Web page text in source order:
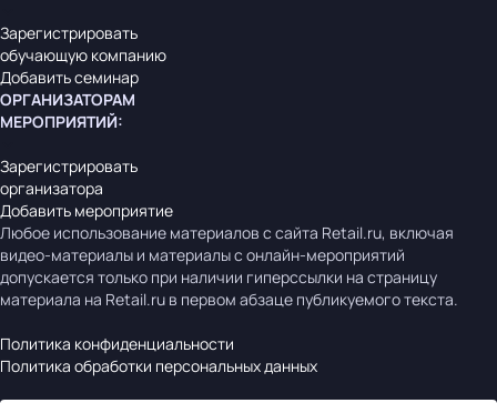
Зарегистрировать
обучающую компанию
Добавить семинар
ОРГАНИЗАТОРАМ
МЕРОПРИЯТИЙ:
Зарегистрировать
организатора
Добавить мероприятие
Любое использование материалов с сайта Retail.ru, включая
видео-материалы и материалы с онлайн-мероприятий
допускается только при наличии гиперссылки на страницу
материала на Retail.ru в первом абзаце публикуемого текста.
Политика конфиденциальности
Политика обработки персональных данных